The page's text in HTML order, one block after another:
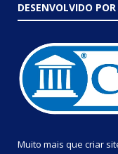
DESENVOLVIDO
Muito mais que criar